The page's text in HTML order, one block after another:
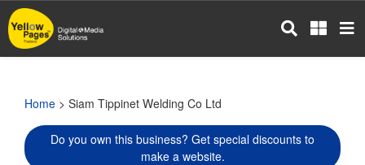
Skip
to
main
Home > Siam Tippinet Welding Co Ltd
Do you own this business? Get special discounts to
make a website.